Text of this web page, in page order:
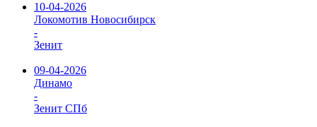
10-04-2026
Локомотив Новосибирск
-
Зенит
09-04-2026
Динамо
-
Зенит СПб